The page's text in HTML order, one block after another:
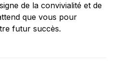
de la convivialité et de
que vous pour
futur succès.